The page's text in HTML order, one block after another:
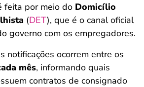
feita por meio do Domicílio
(DET), que é o canal oficial
governo com os empregadores.
notificações ocorrem entre os
mês, informando quais
contratos de consignado